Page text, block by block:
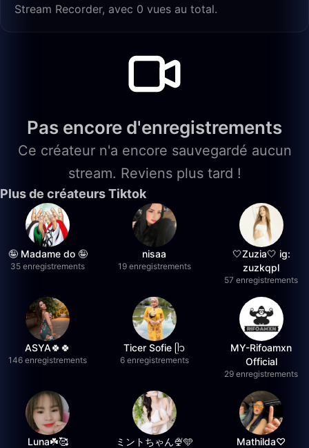
Stream Recorder, avec 0 vues au total.
Pas encore d'enregistrements
Ce créateur n'a encore sauvegardé aucun
stream. Reviens plus tard !
Plus de créateurs Tiktok
🤪 Madame do 🤪
35 enregistrements
nisaa
19 enregistrements
🤍Zuzia🤍 ig:
zuzkqpl
57 enregistrements
ASYA🍀🍀
146 enregistrements
Ticer Sofie ᥫ᭡
6 enregistrements
MY-Rifoamxn
Official
29 enregistrements
Luna☘️🥰 ミントちゃん🍨🩵 Mathilda♡︎